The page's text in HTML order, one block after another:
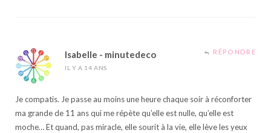
Isabelle - minutedeco
IL Y A 14 ANS
RÉPONDRE
Je compatis. Je passe au moins une heure chaque soir à réconforter
ma grande de 11 ans qui me répète qu’elle est nulle, qu’elle est
moche… Et quand, pas miracle, elle sourit à la vie, elle lève les yeux